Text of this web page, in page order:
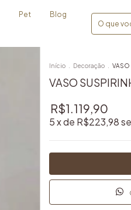
Pet
Blog
Início Decoração VASO
VASO
R$1.119,90
5x de R$223,98